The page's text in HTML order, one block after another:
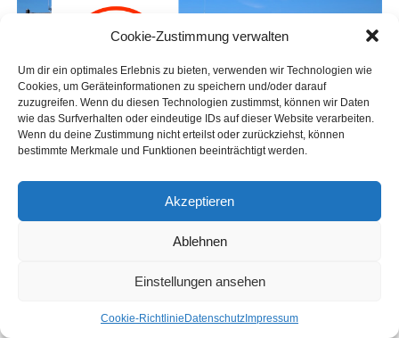
Cookie-Zustimmung verwalten
Um dir ein optimales Erlebnis zu bieten, verwenden wir Technologien wie
Cookies, um Geräteinformationen zu speichern und/oder darauf
zuzugreifen. Wenn du diesen Technologien zustimmst, können wir Daten
wie das Surfverhalten oder eindeutige IDs auf dieser Website verarbeiten.
Wenn du deine Zustimmung nicht erteilst oder zurückziehst, können
bestimmte Merkmale und Funktionen beeinträchtigt werden.
Akzeptieren
Ablehnen
Einstellungen ansehen
Coo­kie-Richt­li­nie Daten­schutz Impres­sum
(v. l.) Alwin Stamm, Spar­ten­lei­ter der Kreis­feu­er­wehr Leer,